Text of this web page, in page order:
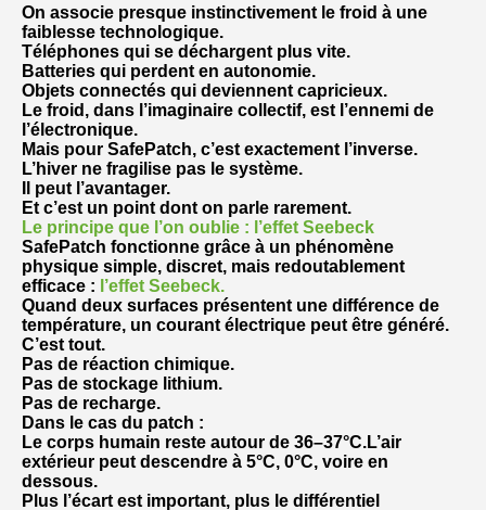
On associe presque instinctivement le froid à une
faiblesse technologique.
Téléphones qui se déchargent plus vite.
Batteries qui perdent en autonomie.
Objets connectés qui deviennent capricieux.
Le froid, dans l’imaginaire collectif, est l’ennemi de
l’électronique.
Mais pour SafePatch, c’est exactement l’inverse.
L’hiver ne fragilise pas le système.
Il peut l’avantager.
Et c’est un point dont on parle rarement.
Le principe que l’on oublie : l’effet Seebeck
SafePatch fonctionne grâce à un phénomène
physique simple, discret, mais redoutablement
efficace : l’effet Seebeck.
Quand deux surfaces présentent une différence de
température, un courant électrique peut être généré.
C’est tout.
Pas de réaction chimique.
Pas de stockage lithium.
Pas de recharge.
Dans le cas du patch :
Le corps humain reste autour de 36–37°C.L’air
extérieur peut descendre à 5°C, 0°C, voire en
dessous.
Plus l’écart est important, plus le différentiel